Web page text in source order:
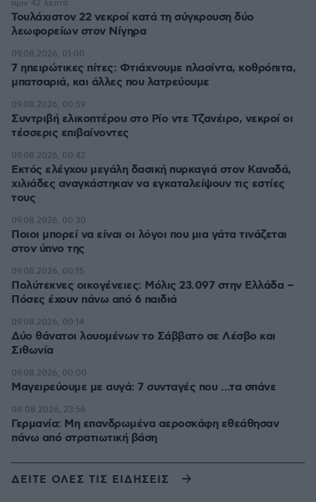
Τουλάχιστον 22 νεκροί κατά τη σύγκρουση δύο
λεωφορείων στον Νίγηρα
πριν 42 λεπτά
7 ηπειρώτικες πίτες: Φτιάχνουμε πλασίντα, κοθρόπιτα,
μπατσαριά, και άλλες που λατρεύουμε
09.08.2026, 01:00
Συντριβή ελικοπτέρου στο Ρίο ντε Τζανέιρο, νεκροί οι
τέσσερις επιβαίνοντες
09.08.2026, 00:59
Εκτός ελέγχου μεγάλη δασική πυρκαγιά στον Καναδά,
χιλιάδες αναγκάστηκαν να εγκαταλείψουν τις εστίες
τους
09.08.2026, 00:42
Ποιοι μπορεί να είναι οι λόγοι που μια γάτα τινάζεται
στον ύπνο της
09.08.2026, 00:30
Πολύτεκνες οικογένειες: Μόλις 23.097 στην Ελλάδα –
Πόσες έχουν πάνω από 6 παιδιά
09.08.2026, 00:15
Δύο θάνατοι λουομένων το Σάββατο σε Λέσβο και
Σιθωνία
09.08.2026, 00:14
Μαγειρεύουμε με αυγά: 7 συνταγές που …τα σπάνε
09.08.2026, 00:00
Γερμανία: Μη επανδρωμένα αεροσκάφη εθεάθησαν
πάνω από στρατιωτική βάση
08.08.2026, 23:56
ΔΕΙΤΕ ΟΛΕΣ ΤΙΣ ΕΙΔΗΣΕΙΣ